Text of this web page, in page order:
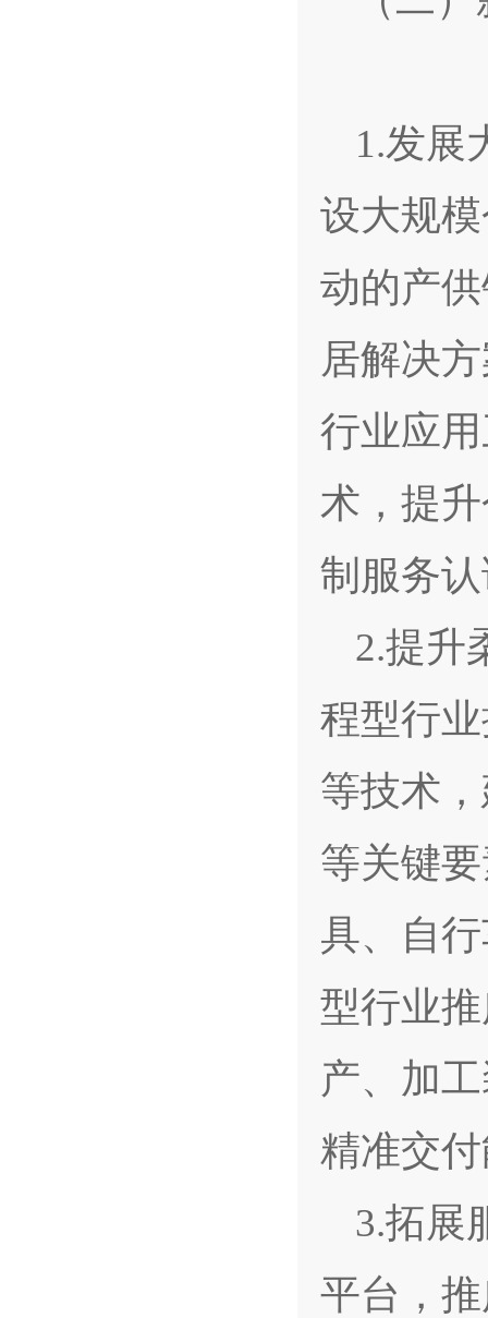
1.发展
设大规
动的产
居解决
行业应
术，提
制服务
2.提升
程型行
等技术
等关键
具、自
型行业
产、加
精准交
3.拓展
平台，